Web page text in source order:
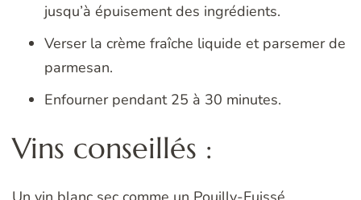
jusqu’à épuisement des ingrédients.
Verser la crème fraîche liquide et parsemer de
parmesan.
Enfourner pendant 25 à 30 minutes.
Vins conseillés :